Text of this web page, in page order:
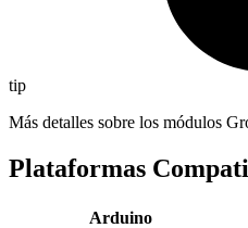
tip
Más detalles sobre los módulos
Plataformas
Arduino